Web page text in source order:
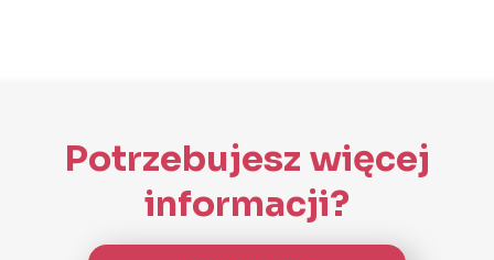
Potrzebujesz więcej
informacji?